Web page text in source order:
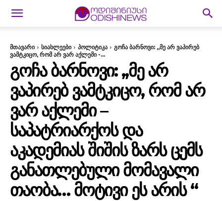
მთავარი სიახლეები პოლიტიკა
გოჩა ბარნოვი: ,,მე არ ვაპირებ
ვამტკიცო, რომ არ ვარ აქლემი -...
ᲒᲝᲩᲐ ᲑᲐᲠᲜᲝᲕᲘ: ,,ᲛᲔ ᲐᲠ
ᲕᲐᲞᲘᲠᲔᲑ ᲕᲐᲛᲢᲙᲘᲪᲝ, ᲠᲝᲛ ᲐᲠ
ᲕᲐᲠ ᲐᲥᲚᲔᲛᲘ –
ᲡᲐᲞᲐᲢᲠᲘᲐᲠᲥᲝᲡ ᲓᲐ
ᲐᲙᲐᲓᲔᲛᲘᲐᲡ ᲨᲘᲨᲘᲡ ᲖᲐᲠᲡ ᲪᲔᲛᲡ
ᲒᲐᲜᲐᲗᲚᲔᲑᲣᲚᲘ ᲛᲝᲛᲐᲕᲐᲚᲘ
ᲗᲐᲝᲑᲐ… ᲛᲝᲢᲘᲕᲘ ᲔᲡ ᲐᲠᲘᲡ “